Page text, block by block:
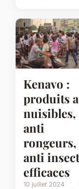
Kenavo :
produits
nuisibles,
anti
rongeurs,
anti
efficaces
10 juillet 2024